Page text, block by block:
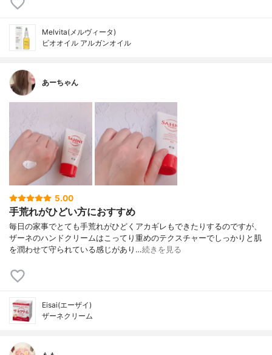
Melvita(メルヴィータ)
ビオオイル アルガンオイル
あーちゃん
5.00
手荒れがひどい方におすすめ
毎日の家事でとても手荒れがひどくアカギレもできたりするのですが、
ザーネのハンドクリームはこってり重めのテクスチャーでしっかりと肌
を潤わせて守られている感じがあり…続きを見る
Eisai(エーザイ)
ザーネクリーム